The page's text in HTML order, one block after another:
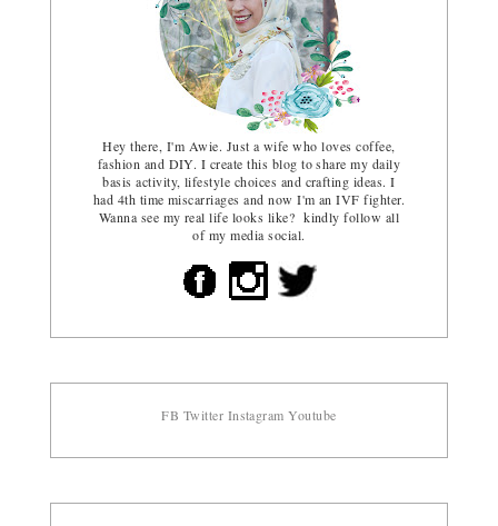
Hey there, I'm Awie. Just a wife who loves coffee,
fashion and DIY. I create this blog to share my daily
basis activity, lifestyle choices and crafting ideas. I
had 4th time miscarriages and now I'm an IVF fighter.
Wanna see my real life looks like? kindly follow all
of my media social.
FB Twitter Instagram Youtube